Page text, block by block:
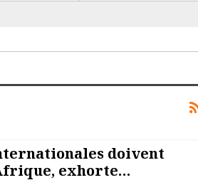
doivent
exhorte…